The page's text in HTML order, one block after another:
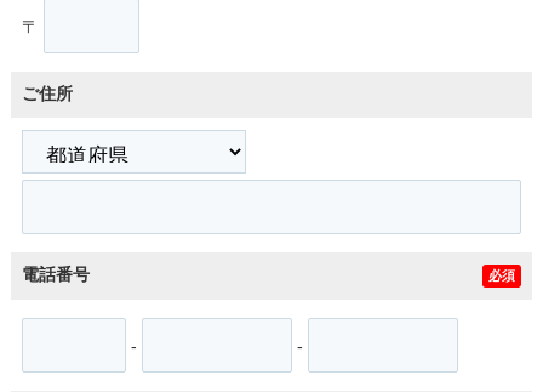
〒
ご住所
電話番号 必須
- -